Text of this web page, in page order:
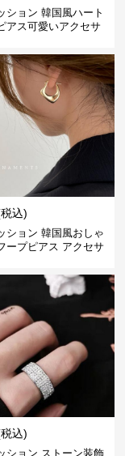
ション 韓国風ハート
アス可愛いアクセサ
込)
ション 韓国風おしゃ
ープピアス アクセサ
込)
ション ストーン装飾